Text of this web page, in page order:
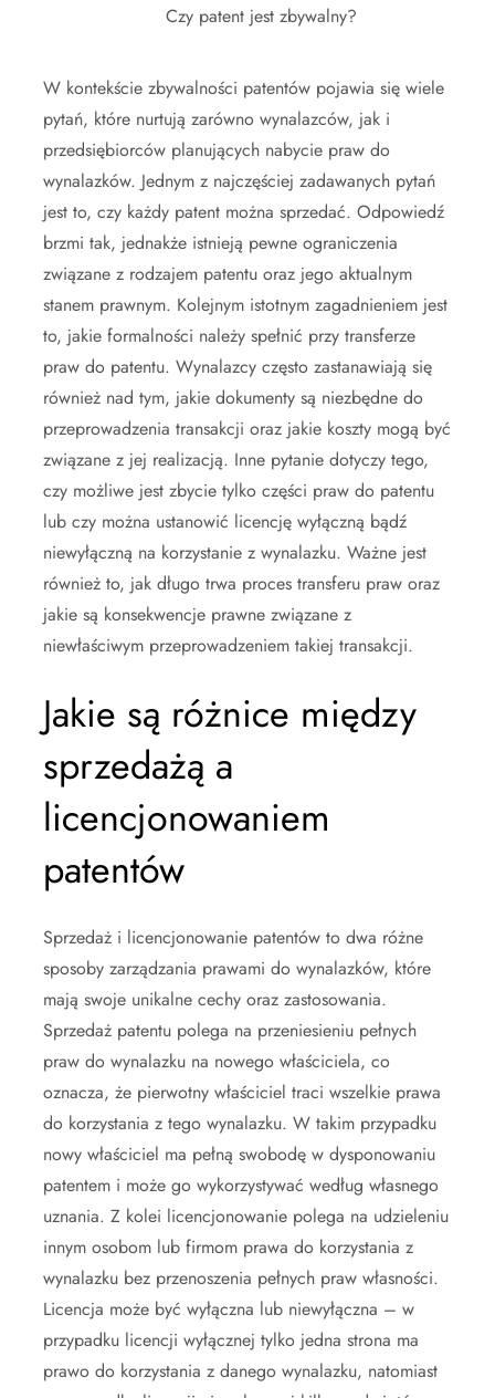
Czy patent jest zbywalny?
W kontekście zbywalności patentów pojawia się wiele
pytań, które nurtują zarówno wynalazców, jak i
przedsiębiorców planujących nabycie praw do
wynalazków. Jednym z najczęściej zadawanych pytań
jest to, czy każdy patent można sprzedać. Odpowiedź
brzmi tak, jednakże istnieją pewne ograniczenia
związane z rodzajem patentu oraz jego aktualnym
stanem prawnym. Kolejnym istotnym zagadnieniem jest
to, jakie formalności należy spełnić przy transferze
praw do patentu. Wynalazcy często zastanawiają się
również nad tym, jakie dokumenty są niezbędne do
przeprowadzenia transakcji oraz jakie koszty mogą być
związane z jej realizacją. Inne pytanie dotyczy tego,
czy możliwe jest zbycie tylko części praw do patentu
lub czy można ustanowić licencję wyłączną bądź
niewyłączną na korzystanie z wynalazku. Ważne jest
również to, jak długo trwa proces transferu praw oraz
jakie są konsekwencje prawne związane z
niewłaściwym przeprowadzeniem takiej transakcji.
Jakie są różnice między
sprzedażą a
licencjonowaniem
patentów
Sprzedaż i licencjonowanie patentów to dwa różne
sposoby zarządzania prawami do wynalazków, które
mają swoje unikalne cechy oraz zastosowania.
Sprzedaż patentu polega na przeniesieniu pełnych
praw do wynalazku na nowego właściciela, co
oznacza, że pierwotny właściciel traci wszelkie prawa
do korzystania z tego wynalazku. W takim przypadku
nowy właściciel ma pełną swobodę w dysponowaniu
patentem i może go wykorzystywać według własnego
uznania. Z kolei licencjonowanie polega na udzieleniu
innym osobom lub firmom prawa do korzystania z
wynalazku bez przenoszenia pełnych praw własności.
Licencja może być wyłączna lub niewyłączna – w
przypadku licencji wyłącznej tylko jedna strona ma
prawo do korzystania z danego wynalazku, natomiast